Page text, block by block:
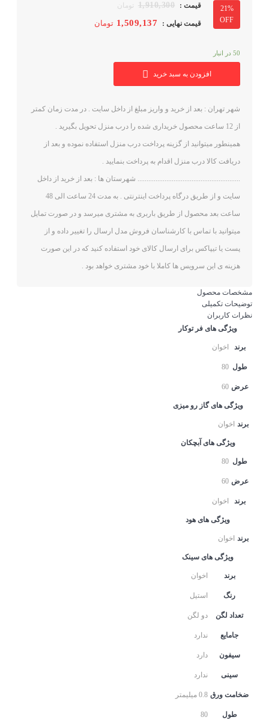
21%
OFF
1,910,300 تومان
1,509,137 تومان
50 در انبار
افزودن به سبد خرید
شهر تهران : بعد از خرید و واریز مبلغ از داخل سایت . در مدت زمان کمتر
از 12 ساعت محصول خریداری شده را درب منزل تحویل بگیرید .
همینطور میتوانید از گزینه پرداخت درب منزل استفاده نموده و بعد از
دریافت کالا درب منزل اقدام به پرداخت بنمایید .
......................................................... شهرستان ها : بعد از خرید از داخل
سایت و از طریق درگاه پرداخت اینترنتی . به مدت 24 ساعت الی 48
ساعت بعد محصول از طریق باربری به مشتری میرسد و در صورت تمایل
میتوانید با تماس با کارشناسان فروش مدل ارسال را تغییر داده و از
پست یا تیپاکس برای ارسال کالای خود استفاده کنید که در این صورت
هزینه ی این سرویس ها کاملا با خود مشتری خواهد بود .
مشخصات محصول
توضیحات تکمیلی
نظرات کاربران
ویژگی های فر توکار
برند اخوان
طول 80
عرض 60
ویژگی های گاز رو میزی
برند اخوان
ویژگی های آبچکان
طول 80
عرض 60
برند اخوان
ویژگی های هود
برند اخوان
ویژگی های سینک
برند اخوان
رنگ استیل
تعداد لگن دو لگن
جامایع ندارد
سیفون دارد
سینی ندارد
ضخامت ورق 0.8 میلیمتر
طول 80